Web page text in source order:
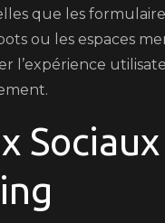
que les
ou les espaces
l’expérience